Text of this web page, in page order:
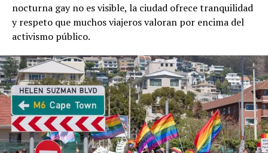
nocturna gay no es visible, la ciudad ofrece tranquilidad
y respeto que muchos viajeros valoran por encima del
activismo público.